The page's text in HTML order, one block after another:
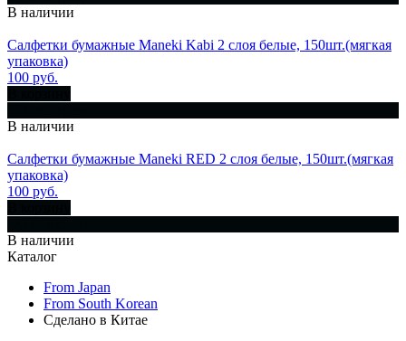
В наличии
Салфетки бумажные Maneki Kabi 2 слоя белые, 150шт.(мягкая
упаковка)
100 руб.
В наличии
Салфетки бумажные Maneki RED 2 слоя белые, 150шт.(мягкая
упаковка)
100 руб.
В наличии
Каталог
From Japan
From South Korean
Сделано в Китае